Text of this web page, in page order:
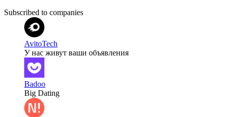
Subscribed to companies
AvitoTech
У нас живут ваши объявления
Badoo
Big Dating